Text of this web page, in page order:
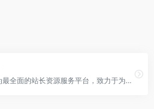
2898站长资源平台作为最全面的站长资源服务平台，致力于为广大站长和网站运营人员提供包含了友链交换、站长资讯、友情链接、网站交易、免费流量交换、站长工具、网站资源交换、软文投稿、软文推广等各个领域，是站长最好的选择